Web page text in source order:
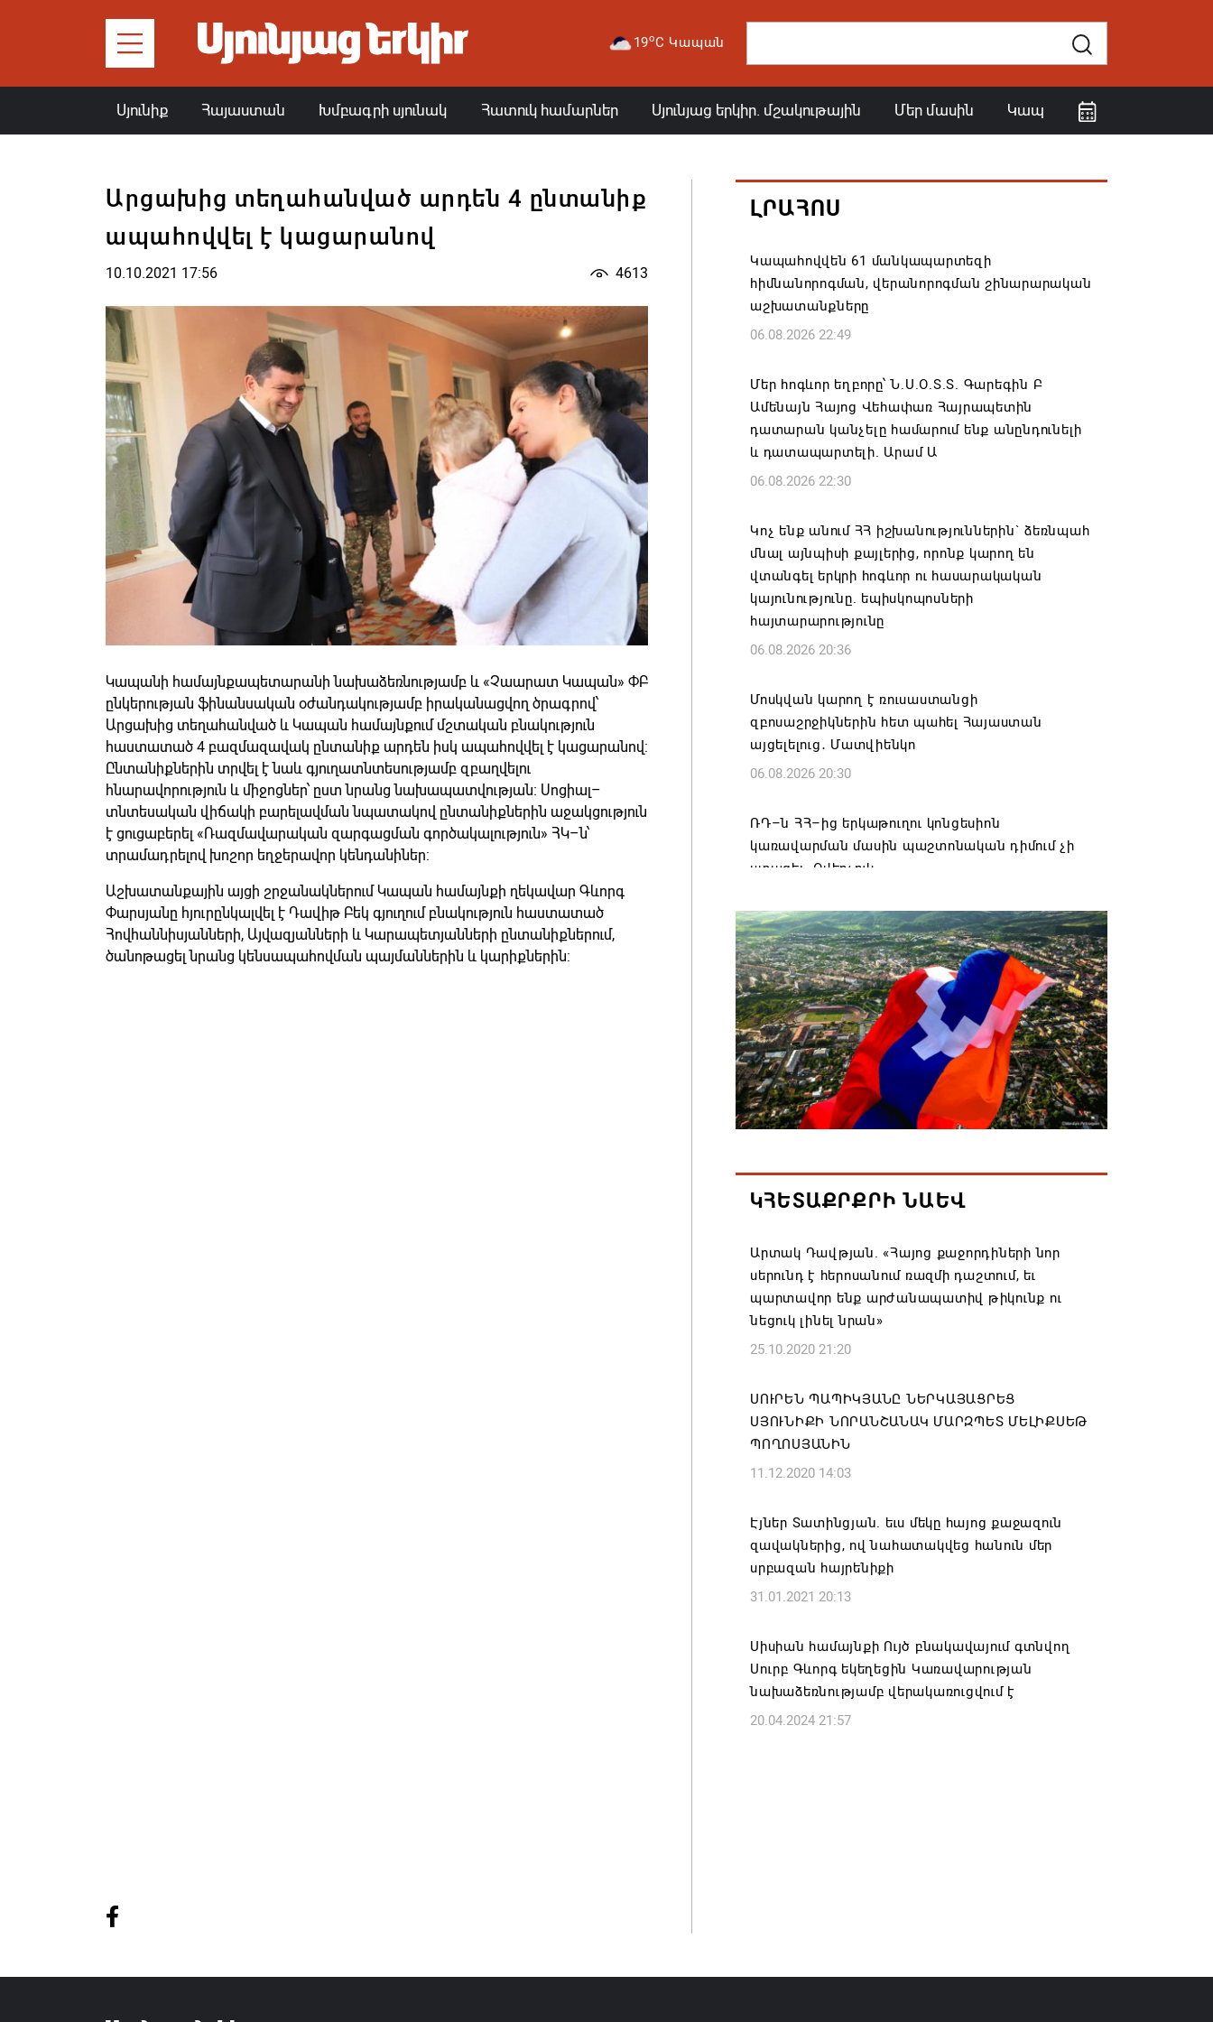
19oC Կապան
Սյունիք Հայաստան Խմբագրի սյունակ Հատուկ համարներ Սյունյաց երկիր. մշակութային Մեր մասին Կապ
Արցախից տեղահանված արդեն 4 ընտանիք
ապահովվել է կացարանով
10.10.2021 17:56 4613
Կապանի համայնքապետարանի նախաձեռնությամբ և «Չաարատ Կապան» ՓԲ
ընկերության ֆինանսական օժանդակությամբ իրականացվող ծրագրով՝
Արցախից տեղահանված և Կապան համայնքում մշտական բնակություն
հաստատած 4 բազմազավակ ընտանիք արդեն իսկ ապահովվել է կացարանով:
Ընտանիքներին տրվել է նաև գյուղատնտեսությամբ զբաղվելու
հնարավորություն և միջոցներ՝ ըստ նրանց նախապատվության։ Սոցիալ–
տնտեսական վիճակի բարելավման նպատակով ընտանիքներին աջակցություն
է ցուցաբերել «Ռազմավարական զարգացման գործակալություն» ՀԿ–ն՝
տրամադրելով խոշոր եղջերավոր կենդանիներ:
Աշխատանքային այցի շրջանակներում Կապան համայնքի ղեկավար Գևորգ
Փարսյանը հյուրընկալվել է Դավիթ Բեկ գյուղում բնակություն հաստատած
Հովհաննիսյանների, Այվազյանների և Կարապետյանների ընտանիքներում,
ծանոթացել նրանց կենսապահովման պայմաններին և կարիքներին:
ԼՐԱՀՈՍ
Կապահովվեն 61 մանկապարտեզի
հիմնանորոգման, վերանորոգման շինարարական
աշխատանքները
06.08.2026 22:49
Մեր հոգևոր եղբորը՝ Ն.Ս.Օ.Տ.Տ. Գարեգին Բ
Ամենայն Հայոց Վեհափառ Հայրապետին
դատարան կանչելը համարում ենք անընդունելի
և դատապարտելի. Արամ Ա
06.08.2026 22:30
Կոչ ենք անում ՀՀ իշխանություններին` ձեռնպահ
մնալ այնպիսի քայլերից, որոնք կարող են
վտանգել երկրի հոգևոր ու հասարակական
կայունությունը. եպիսկոպոսների
հայտարարությունը
06.08.2026 20:36
Մոսկվան կարող է ռուսաստանցի
զբոսաշրջիկներին հետ պահել Հայաստան
այցելելուց․ Մատվիենկո
06.08.2026 20:30
ՌԴ–ն ՀՀ–ից երկաթուղու կոնցեսիոն
կառավարման մասին պաշտոնական դիմում չի
ստացել. Օվերչուկ
Հայաստանյայց Առաքելական Եկեղեցու
առաջնորդը կկանգնի դատարանի առջև՝
կառավարության հետ խորացող
հակամարտության պատճառով․ Reuters-ի
արձագանքը
06.08.2026 18:41
Ռուսաստանից Ադրբեջանի տարածքով
06.08.2026 17:52
դատավարությանը՝ ի աջակցություն Ամենայն
Հայոց կաթողիկոսի և սրբազանների. Աննա
Գրիգորյան
Արտաքին հետախուզության ծառայության պետի
պաշտոնում
է թե՛ երկրի ներսում ազգային համերաշխության
պահպանման, թե՛ արտաքին ճակատում հայ
ժողովրդի շահերի պաշտպանության գործը
06.08.2026 14:18
Անդրանիկ Սիմոնյանը վերանշանակվել է ԱԱԾ
տնօրեն, իսկ նրա տեղակալ Արամ Հակոբյանն
ազատվել է պաշտոնից
06.08.2026 14:16
ԿՀԵՏԱՔՐՔՐԻ ՆԱԵՎ
Արտակ Դավթյան. «Հայոց քաջորդիների նոր
սերունդ է հերոսանում ռազմի դաշտում, եւ
պարտավոր ենք արժանապատիվ թիկունք ու
նեցուկ լինել նրան»
25.10.2020 21:20
ՍՈՒՐԵՆ ՊԱՊԻԿՅԱՆԸ ՆԵՐԿԱՅԱՑՐԵՑ
ՍՅՈՒՆԻՔԻ ՆՈՐԱՆՇԱՆԱԿ ՄԱՐԶՊԵՏ ՄԵԼԻՔՍԵԹ
ՊՈՂՈՍՅԱՆԻՆ
11.12.2020 14:03
Էյներ Տատինցյան. եւս մեկը հայոց քաջազուն
զավակներից, ով նահատակվեց հանուն մեր
սրբազան հայրենիքի
31.01.2021 20:13
Սիսիան համայնքի Ույծ բնակավայում գտնվող
Սուրբ Գևորգ եկեղեցին Կառավարության
նախաձեռնությամբ վերակառուցվում է
20.04.2024 21:57